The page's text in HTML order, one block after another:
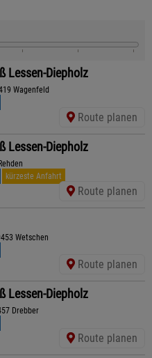
Lessen-Diepholz
Wagenfeld
Route planen
Lessen-Diepholz
kürzeste Anfahrt
Route planen
Wetschen
Route planen
Lessen-Diepholz
Drebber
Route planen